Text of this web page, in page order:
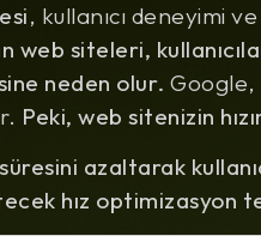
, kullanıcı deneyimi
web siteleri,
neden olur. Google,
Peki, web sitenizin
azaltarak
hız optimizasyon